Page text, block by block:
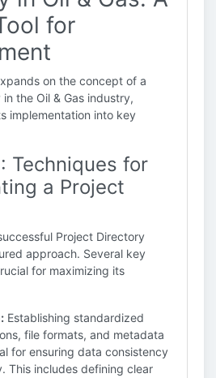
for
on the concept of a
the Oil & Gas industry,
implementation into key
Techniques for
a Project
Project Directory
approach. Several key
for maximizing its
Establishing standardized
file formats, and metadata
for ensuring data consistency
This includes defining clear